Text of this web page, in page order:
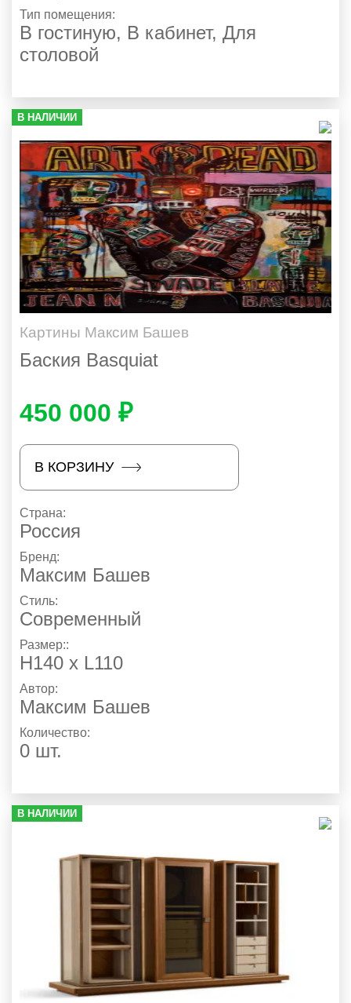
Тип помещения:
В гостиную, В кабинет, Для
столовой
В НАЛИЧИИ
Картины Максим Башев
Баския Basquiat
450 000 ₽
В КОРЗИНУ
Страна:
Россия
Бренд:
Максим Башев
Стиль:
Современный
Размер::
H140 x L110
Автор:
Максим Башев
Количество:
0 шт.
В НАЛИЧИИ